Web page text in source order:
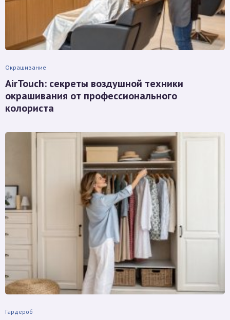
Окрашивание
AirTouch: секреты воздушной техники
окрашивания от профессионального
колориста
Гардероб